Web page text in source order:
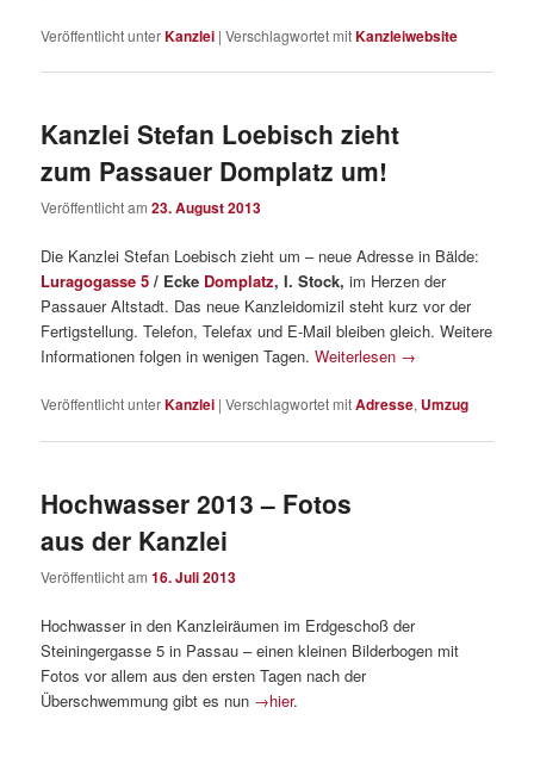
Veröffentlicht unterKanzlei |Verschlagwortet mitKanzleiwebsite
Kanzlei Stefan Loebisch zieht
zum Passauer Domplatz um!
Veröffentlicht am23. August 2013
Die Kanzlei Stefan Loebisch zieht um – neue Adresse in Bälde:
Luragogasse 5 / Ecke Domplatz, I. Stock, im Herzen der
Passauer Altstadt. Das neue Kanzleidomizil steht kurz vor der
Fertigstellung. Telefon, Telefax und E-Mail bleiben gleich. Weitere
Informationen folgen in wenigen Tagen.Weiterlesen →
Veröffentlicht unterKanzlei |Verschlagwortet mitAdresse, Umzug
Hochwasser 2013 – Fotos
aus der Kanzlei
Veröffentlicht am16. Juli 2013
Hochwasser in den Kanzleiräumen im Erdgeschoß der
Steiningergasse 5 in Passau – einen kleinen Bilderbogen mit
Fotos vor allem aus den ersten Tagen nach der
Überschwemmung gibt es nun →hier.